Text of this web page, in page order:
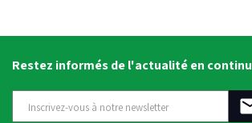
Restez informés de l'actualité en continu